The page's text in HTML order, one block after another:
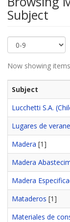
Subject
Now showing
Subject
Lucchetti S.A.
Lugares de
Madera [1]
Madera
Madera
Mataderos [1]
Materiales de